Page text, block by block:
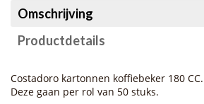
Omschrijving
Productdetails
Costadoro kartonnen koffiebeker 180
Deze gaan per rol van 50 stuks.